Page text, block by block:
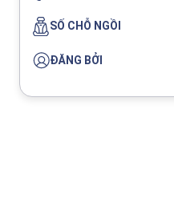
SỐ CHỖ NGỒI
ĐĂNG BỞI